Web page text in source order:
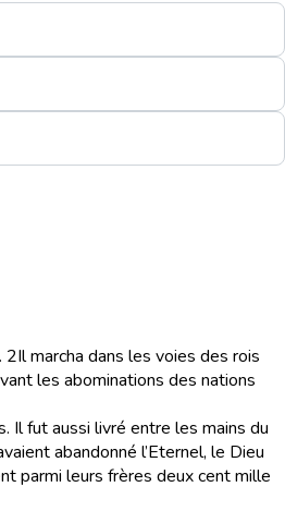
2Il marcha dans les voies des rois
les abominations des nations
Il fut aussi livré entre les mains du
abandonné l’Eternel, le Dieu
parmi leurs frères deux cent mille